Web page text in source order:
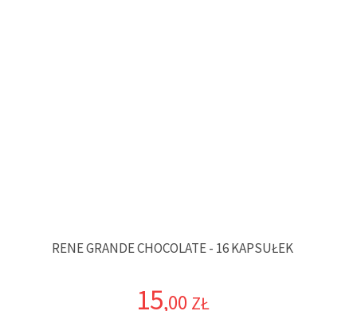
RENE GRANDE CHOCOLATE - 16 KAPSUŁEK
15,00 ZŁ